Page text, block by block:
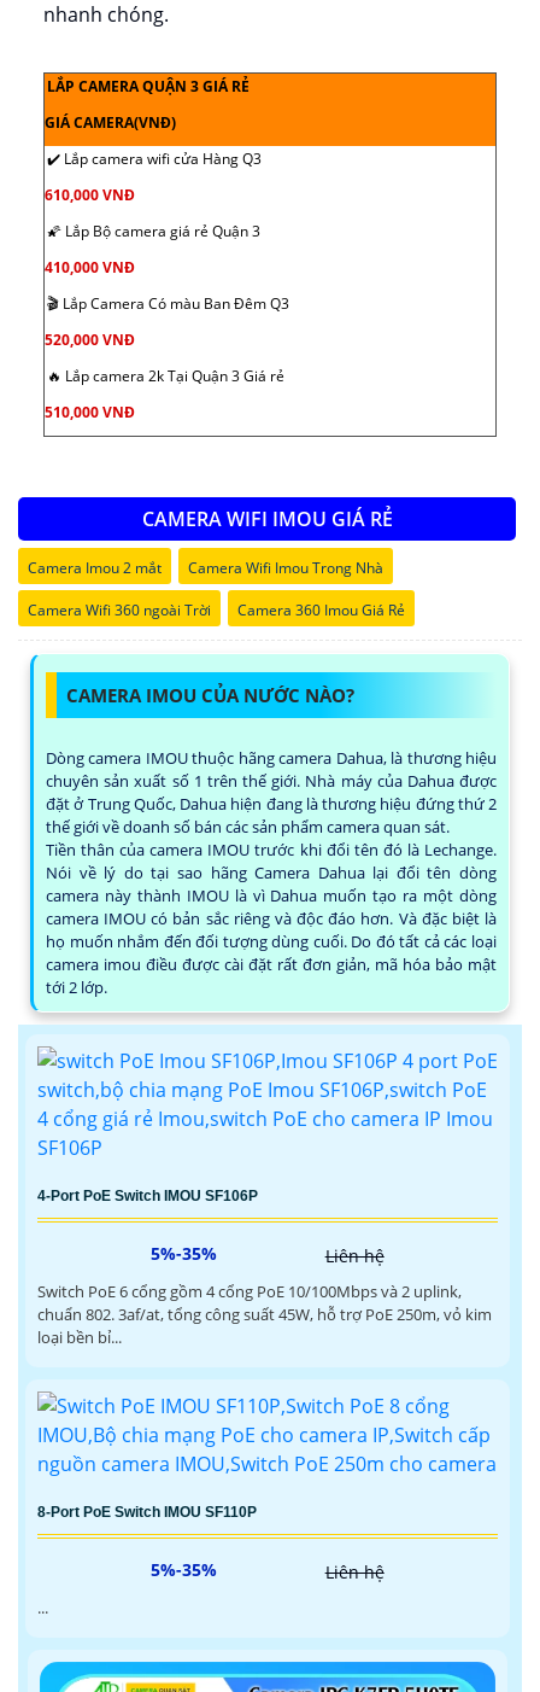
nhanh chóng.
LẮP CAMERA QUẬN 3 GIÁ RẺ
GIÁ CAMERA(VNĐ)
✔️ Lắp camera wifi cửa Hàng Q3
610,000 VNĐ
🌠 Lắp Bộ camera giá rẻ Quận 3
410,000 VNĐ
🎬 Lắp Camera Có màu Ban Đêm Q3
520,000 VNĐ
🔥 Lắp camera 2k Tại Quận 3 Giá rẻ
510,000 VNĐ
CAMERA WIFI IMOU GIÁ RẺ
Camera Imou 2 mắt Camera Wifi Imou Trong Nhà
Camera Wifi 360 ngoài Trời Camera 360 Imou Giá Rẻ
CAMERA IMOU CỦA NƯỚC NÀO?
Dòng camera IMOU thuộc hãng camera Dahua, là thương hiệu
chuyên sản xuất số 1 trên thế giới. Nhà máy của Dahua được
đặt ở Trung Quốc, Dahua hiện đang là thương hiệu đứng thứ 2
thế giới về doanh số bán các sản phẩm camera quan sát.
Tiền thân của camera IMOU trước khi đổi tên đó là Lechange.
Nói về lý do tại sao hãng Camera Dahua lại đổi tên dòng
camera này thành IMOU là vì Dahua muốn tạo ra một dòng
camera IMOU có bản sắc riêng và độc đáo hơn. Và đặc biệt là
họ muốn nhắm đến đối tượng dùng cuối. Do đó tất cả các loại
camera imou điều được cài đặt rất đơn giản, mã hóa bảo mật
tới 2 lớp.
4-Port PoE Switch IMOU SF106P
5%-35% Liên hệ
Switch PoE 6 cổng gồm 4 cổng PoE 10/100Mbps và 2 uplink,
chuẩn 802. 3af/at, tổng công suất 45W, hỗ trợ PoE 250m, vỏ kim
loại bền bỉ...
8-Port PoE Switch IMOU SF110P
5%-35% Liên hệ
...